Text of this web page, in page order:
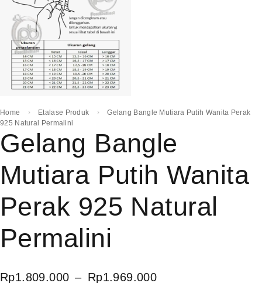
Home Etalase Produk
Gelang Bangle Mutiara Putih Wanita Perak
925 Natural Permalini
Gelang Bangle
Mutiara Putih Wanita
Perak 925 Natural
Permalini
Rp1.809.000 – Rp1.969.000